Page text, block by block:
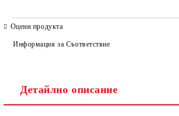
Оцени продукта
Информация за Съответствие
Детайлно описание